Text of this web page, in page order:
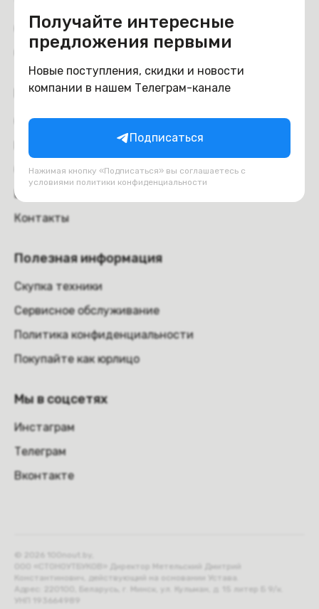
Получайте интересные
предложения первыми
Новые поступления, скидки и новости
компании в нашем Телеграм-канале
Подписаться
Нажимая кнопку «Подписаться» вы соглашаетесь с
условиями политики конфиденциальности
Отзывы
Обмен и возврат
Компания
О компании
Оферта
Блог
Контакты
Полезная информация
Скупка техники
Сервисное обслуживание
Политика конфиденциальности
Покупайте как юрлицо
Мы в соцсетях
Инстаграм
Телеграм
Вконтакте
ООО «СТОНОУТБУКОВ» Директор Метельский Дмитрий
Константинович, действующий на основании Устава.
Адрес: 220100, Беларусь, г. Минск, ул. Кульман, д. 15 литер Б 9/к.